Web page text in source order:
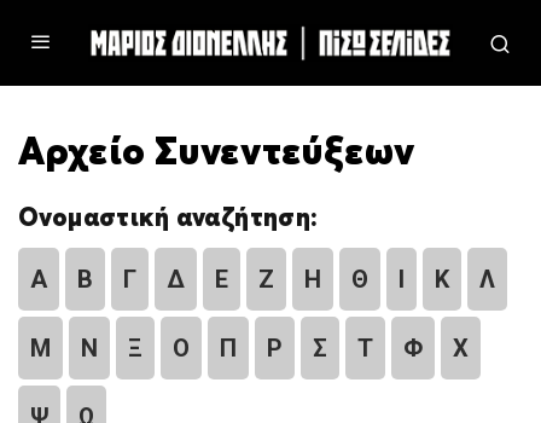
Αρχείο Συνεντεύξεων
Ονομαστική αναζήτηση:
Α Β Γ Δ Ε Ζ Η Θ Ι Κ Λ
Μ Ν Ξ Ο Π Ρ Σ Τ Φ Χ
Ψ Ω